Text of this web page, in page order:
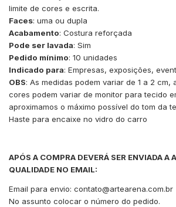
limite de cores e
Faces: uma ou dupla
Acabamento: Costura reforçada
Pode ser lavada: Sim
Pedido mínimo: 10 unidades
Indicado para: Empresas, exposições,
OBS: As medidas podem variar de 1 a 2 cm,
cores podem variar de monitor para tecido
aproximamos o máximo possível do tom da
Haste para encaixe no vidro do carro
APÓS A COMPRA DEVERÁ SER ENVIADA A
QUALIDADE NO EMAIL:
Email para envio: contato@artearena.com.br
No assunto colocar o número do pedido.